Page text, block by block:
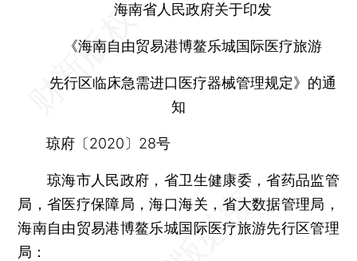
海南省人民政府关于印发
《海南自由贸易港博鳌乐城国际医疗旅游
先行区临床急需进口医疗器械管理规定》的通
知
琼府〔2020〕28号
琼海市人民政府，省卫生健康委，省药品监管
局，省医疗保障局，海口海关，省大数据管理局，
海南自由贸易港博鳌乐城国际医疗旅游先行区管理
局：